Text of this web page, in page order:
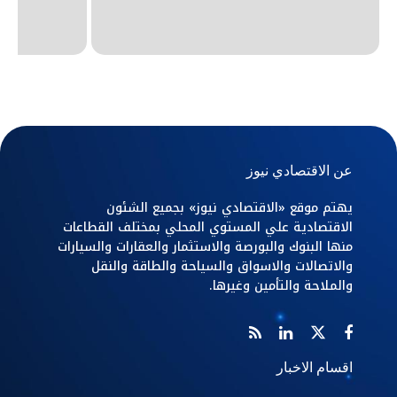
عن الاقتصادي نيوز
يهتم موقع «الاقتصادي نيوز» بجميع الشئون
الاقتصادية علي المستوي المحلي بمختلف القطاعات
منها البنوك والبورصة والاستثمار والعقارات والسيارات
والاتصالات والاسواق والسياحة والطاقة والنقل
والملاحة والتأمين وغيرها.
اقسام الاخبار